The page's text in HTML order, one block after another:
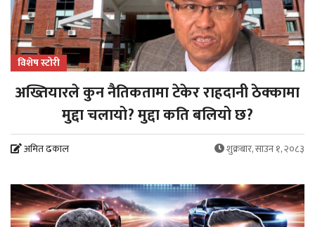
विशेष स्टोरी
अख्तियारले कुन नैतिकतामा टेकेर राहदानी ठेक्कामा
मुद्दा चलायो? मुद्दा कति बलियो छ?
अमित ढकाल शुक्रबार, साउन १, २०८३